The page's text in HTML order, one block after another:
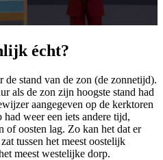
écht?
stand van de zon (de zonnetijd).
als de zon zijn hoogste stand had
aangegeven op de kerktoren
weer een iets andere tijd,
of oosten lag. Zo kan het dat er
tussen het meest oostelijk
meest westelijke dorp.